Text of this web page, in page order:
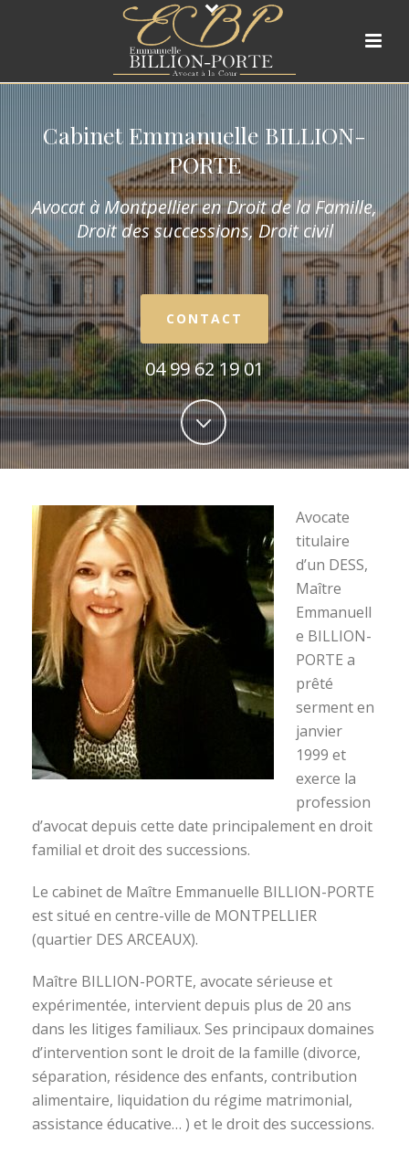
Cabinet Emmanuelle BILLION-
PORTE
Avocat à Montpellier en Droit de la Famille,
Droit des successions, Droit civil
CONTACT
04 99 62 19 01
Avocate
titulaire
d’un DESS,
Maître
Emmanuell
e BILLION-
PORTE a
prêté
serment en
janvier
1999 et
exerce la
profession
d’avocat depuis cette date principalement en droit
familial et droit des successions.
Le cabinet de Maître Emmanuelle BILLION-PORTE
est situé en centre-ville de MONTPELLIER
(quartier DES ARCEAUX).
Maître BILLION-PORTE, avocate sérieuse et
expérimentée, intervient depuis plus de 20 ans
dans les litiges familiaux. Ses principaux domaines
d’intervention sont le droit de la famille (divorce,
séparation, résidence des enfants, contribution
alimentaire, liquidation du régime matrimonial,
assistance éducative… ) et le droit des successions.